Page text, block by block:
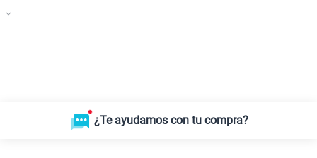
¿Te ayudamos con tu compra?